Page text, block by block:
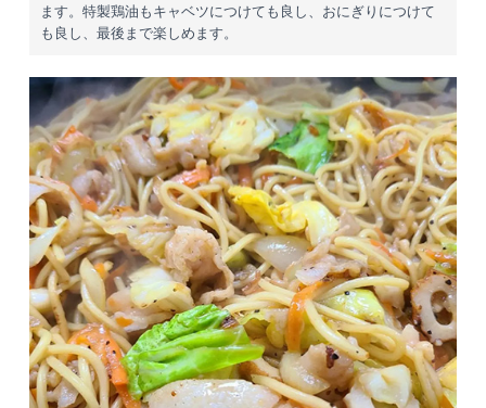
ます。特製鶏油もキャベツにつけても良し、おにぎりにつけて
も良し、最後まで楽しめます。